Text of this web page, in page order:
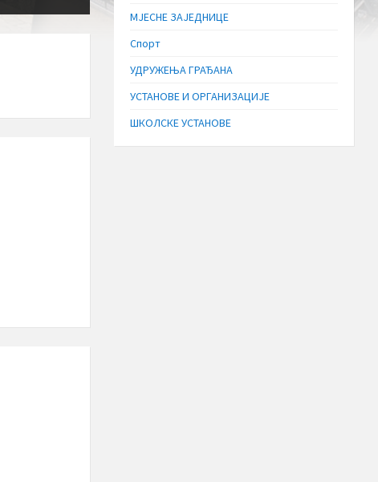
МЈЕСНЕ ЗАЈЕДНИЦЕ
Спорт
УДРУЖЕЊА ГРАЂАНА
УСТАНОВЕ И ОРГАНИЗАЦИЈЕ
ШКОЛСКЕ УСТАНОВЕ